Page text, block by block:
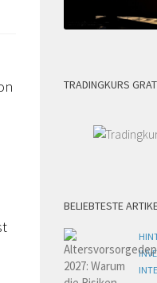
TRADINGKURS
BELIEBTESTE